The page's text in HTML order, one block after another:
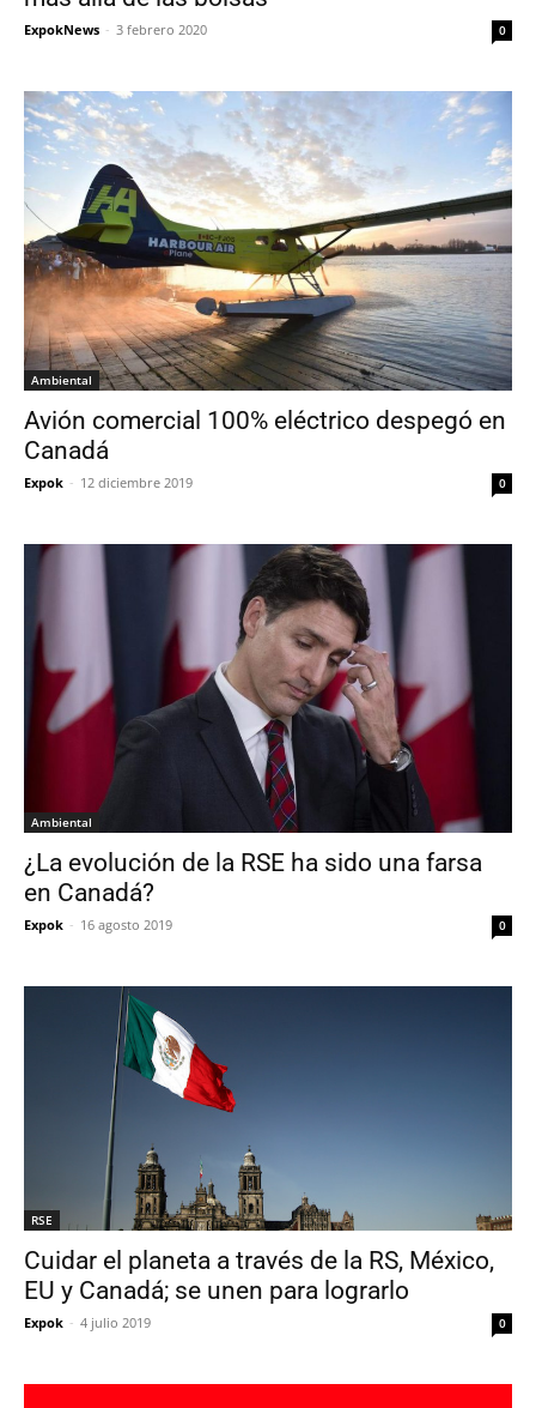
ExpokNews - 3 febrero 2020 0
Ambiental
Avión comercial 100% eléctrico despegó en
Canadá
Expok - 12 diciembre 2019 0
Ambiental
¿La evolución de la RSE ha sido una farsa
en Canadá?
Expok - 16 agosto 2019 0
RSE
Cuidar el planeta a través de la RS, México,
EU y Canadá; se unen para lograrlo
Expok - 4 julio 2019 0